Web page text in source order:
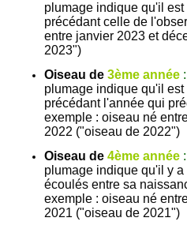
plumage indique qu'il
précédant celle de
entre janvier 2023 et
2023")
Oiseau de 3ème année :
plumage indique qu'il
précédant l'année qui
exemple : oiseau né
2022 ("oiseau de 2022")
Oiseau de 4ème année :
plumage indique qu'il y
écoulés entre sa
exemple : oiseau né
2021 ("oiseau de 2021")